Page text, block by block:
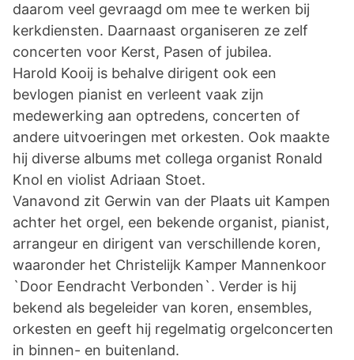
daarom veel gevraagd om mee te werken bij
kerkdiensten. Daarnaast organiseren ze zelf
concerten voor Kerst, Pasen of jubilea.
Harold Kooij is behalve dirigent ook een
bevlogen pianist en verleent vaak zijn
medewerking aan optredens, concerten of
andere uitvoeringen met orkesten. Ook maakte
hij diverse albums met collega organist Ronald
Knol en violist Adriaan Stoet.
Vanavond zit Gerwin van der Plaats uit Kampen
achter het orgel, een bekende organist, pianist,
arrangeur en dirigent van verschillende koren,
waaronder het Christelijk Kamper Mannenkoor
`Door Eendracht Verbonden`. Verder is hij
bekend als begeleider van koren, ensembles,
orkesten en geeft hij regelmatig orgelconcerten
in binnen- en buitenland.